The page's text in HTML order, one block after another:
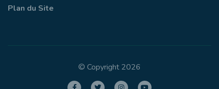
Plan du Site
© Copyright 2026